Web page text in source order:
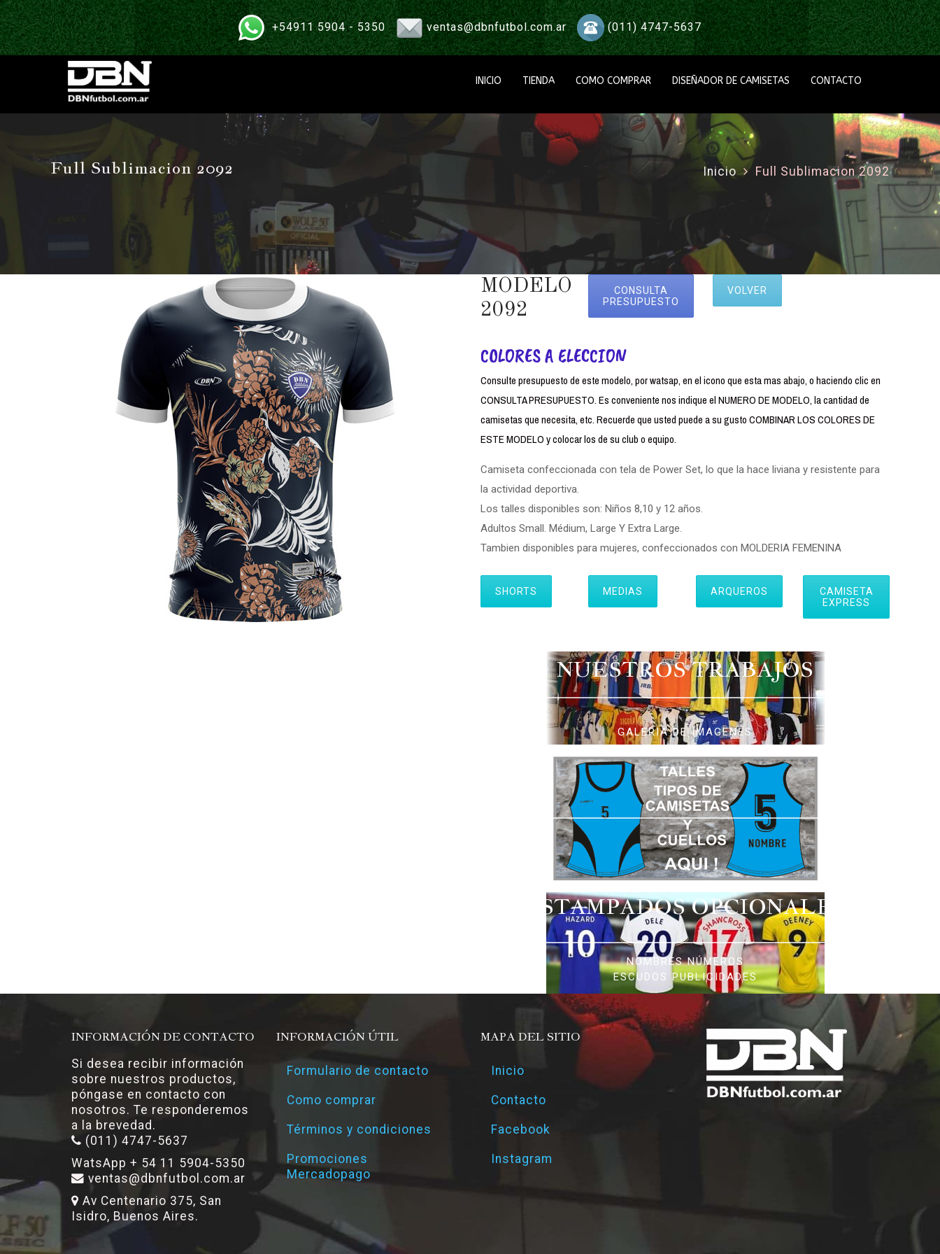
+54911 5904 - 5350 ventas@dbnfutbol.com.ar (011) 4747-5637
INICIO TIENDA COMO COMPRAR DISEÑADOR DE CAMISETAS CONTACTO
Full Sublimacion 2092 Inicio Full Sublimacion 2092
MODELO
2092
CONSULTA
PRESUPUESTO
VOLVER
COLORES A ELECCION
Consulte presupuesto de este modelo, por watsap, en el icono que esta mas abajo, o haciendo clic en
CONSULTA PRESUPUESTO. Es conveniente nos indique el NUMERO DE MODELO, la cantidad de
camisetas que necesita, etc. Recuerde que usted puede a su gusto COMBINAR LOS COLORES DE
ESTE MODELO y colocar los de su club o equipo.
Camiseta confeccionada con tela de Power Set, lo que la hace liviana y resistente para
la actividad deportiva.
Los talles disponibles son: Niños 8,10 y 12 años.
Adultos Small. Médium, Large Y Extra Large.
Tambien disponibles para mujeres, confeccionados con MOLDERIA FEMENINA
SHORTS MEDIAS ARQUEROS
CAMISETA
EXPRESS
NUESTROS TRABAJOS
GALERIA DE IMAGENES
ESTAMPADOS OPCIONALES
NOMBRES NÚMEROS
ESCUDOS PUBLICIDADES
INFORMACIÓN DE CONTACTO
Si desea recibir información
sobre nuestros productos,
póngase en contacto con
nosotros. Te responderemos
a la brevedad.
(011) 4747-5637
WatsApp + 54 11 5904-5350
ventas@dbnfutbol.com.ar
Av Centenario 375, San
Isidro, Buenos Aires.
INFORMACIÓN ÚTIL
Formulario de contacto
Como comprar
Términos y condiciones
Promociones
Mercadopago
MAPA DEL SITIO
Inicio
Contacto
Facebook
Instagram